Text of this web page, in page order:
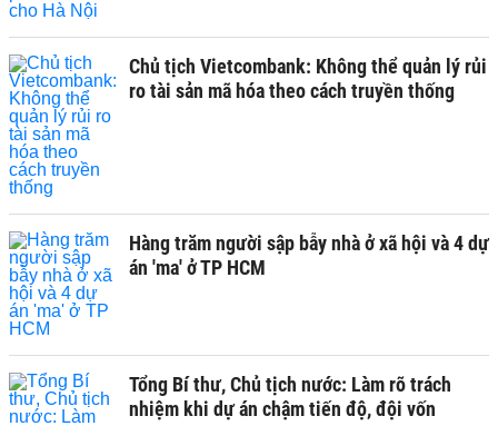
Chủ tịch Vietcombank: Không thể quản lý rủi
ro tài sản mã hóa theo cách truyền thống
Hàng trăm người sập bẫy nhà ở xã hội và 4 dự
án 'ma' ở TP HCM
Tổng Bí thư, Chủ tịch nước: Làm rõ trách
nhiệm khi dự án chậm tiến độ, đội vốn